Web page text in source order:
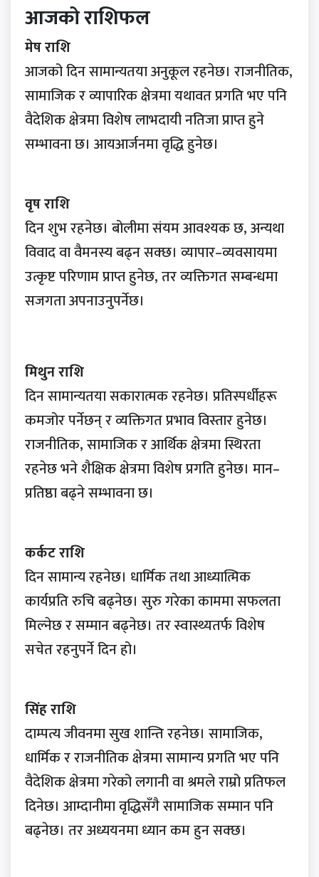
आजको राशिफल
मेष राशि
आजको दिन सामान्यतया अनुकूल रहनेछ। राजनीतिक,
सामाजिक र व्यापारिक क्षेत्रमा यथावत प्रगति भए पनि
वैदेशिक क्षेत्रमा विशेष लाभदायी नतिजा प्राप्त हुने
सम्भावना छ। आयआर्जनमा वृद्धि हुनेछ।
वृष राशि
दिन शुभ रहनेछ। बोलीमा संयम आवश्यक छ, अन्यथा
विवाद वा वैमनस्य बढ्न सक्छ। व्यापार–व्यवसायमा
उत्कृष्ट परिणाम प्राप्त हुनेछ, तर व्यक्तिगत सम्बन्धमा
सजगता अपनाउनुपर्नेछ।
मिथुन राशि
दिन सामान्यतया सकारात्मक रहनेछ। प्रतिस्पर्धीहरू
कमजोर पर्नेछन् र व्यक्तिगत प्रभाव विस्तार हुनेछ।
राजनीतिक, सामाजिक र आर्थिक क्षेत्रमा स्थिरता
रहनेछ भने शैक्षिक क्षेत्रमा विशेष प्रगति हुनेछ। मान–
प्रतिष्ठा बढ्ने सम्भावना छ।
कर्कट राशि
दिन सामान्य रहनेछ। धार्मिक तथा आध्यात्मिक
कार्यप्रति रुचि बढ्नेछ। सुरु गरेका काममा सफलता
मिल्नेछ र सम्मान बढ्नेछ। तर स्वास्थ्यतर्फ विशेष
सचेत रहनुपर्ने दिन हो।
सिंह राशि
दाम्पत्य जीवनमा सुख शान्ति रहनेछ। सामाजिक,
धार्मिक र राजनीतिक क्षेत्रमा सामान्य प्रगति भए पनि
वैदेशिक क्षेत्रमा गरेको लगानी वा श्रमले राम्रो प्रतिफल
दिनेछ। आम्दानीमा वृद्धिसँगै सामाजिक सम्मान पनि
बढ्नेछ। तर अध्ययनमा ध्यान कम हुन सक्छ।